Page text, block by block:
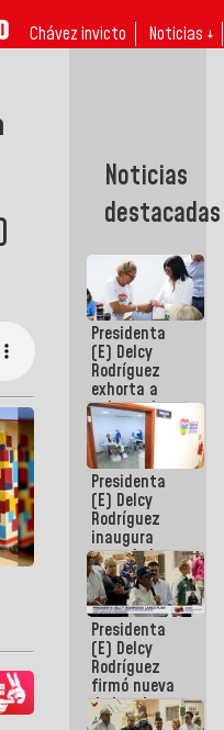
Chávez invicto Noticias ↓
Noticias
destacadas
Presidenta
(E) Delcy
Rodríguez
exhorta a
gobernadores
y alcaldes a
edificar
casas para
abuelos
Presidenta
(E) Delcy
Rodríguez
inaugura
casa de los
Abuelos
Primavera
en Caracas
Presidenta
(E) Delcy
Rodríguez
firmó nueva
de Ley de
Arrendamiento